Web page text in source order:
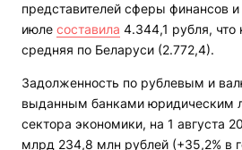
представителей сферы финансов и
июле составила 4.344,1 рубля,
средняя по Беларуси (2.772,4).
Задолженность по рублевым и
выданным банками юридическим
сектора экономики, на 1 августа
млрд 234,8 млн рублей (+35,2% в